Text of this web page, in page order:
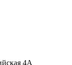
4А